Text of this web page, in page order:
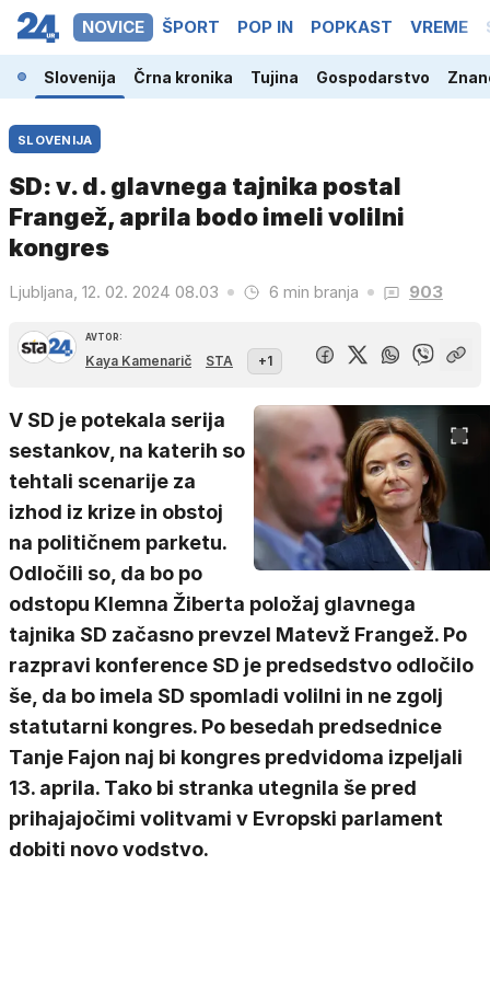
NOVICE ŠPORT POP IN POPKAST VREME
Slovenija Črna kronika Tujina Gospodarstvo
SLOVENIJA
SD: v. d. glavnega tajnika postal
Frangež, aprila bodo imeli volilni
kongres
Ljubljana, 12. 02. 2024 08.03 6 min branja 903
AVTOR:
Kaya Kamenarič STA +1
V SD je potekala serija
sestankov, na katerih so
tehtali scenarije za
izhod iz krize in obstoj
na političnem parketu.
Odločili so, da bo po
odstopu Klemna Žiberta položaj glavnega
tajnika SD začasno prevzel Matevž Frangež. Po
razpravi konference SD je predsedstvo odločilo
še, da bo imela SD spomladi volilni in ne zgolj
statutarni kongres. Po besedah predsednice
Tanje Fajon naj bi kongres predvidoma izpeljali
13. aprila. Tako bi stranka utegnila še pred
prihajajočimi volitvami v Evropski parlament
dobiti novo vodstvo.